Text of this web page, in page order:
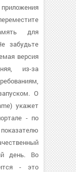
для
забудьте
версия
из-за
О
укажет
- по
день. Во
- это